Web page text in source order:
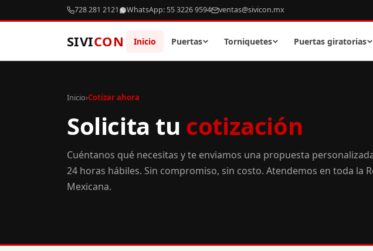
728 281 2121 WhatsApp: 55 3226 9594 ventas@sivicon.mx
SIVICON Inicio Puertas Torniquetes Puertas giratorias
Inicio›Cotizar ahora
Solicita tu cotización
Cuéntanos qué necesitas y te enviamos una propuesta
24 horas hábiles. Sin compromiso, sin costo. Atendemos en toda la
Mexicana.